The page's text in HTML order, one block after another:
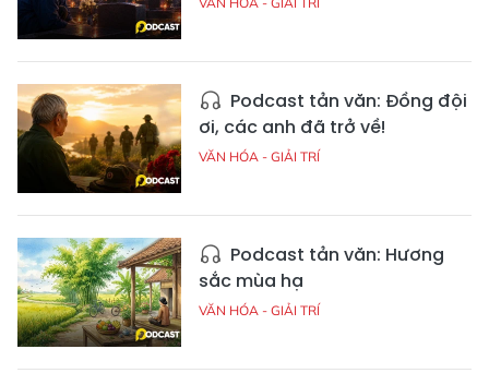
Podcast tản văn: Đồng đội
ơi, các anh đã trở về!
VĂN HÓA - GIẢI TRÍ
Podcast tản văn: Hương
sắc mùa hạ
VĂN HÓA - GIẢI TRÍ